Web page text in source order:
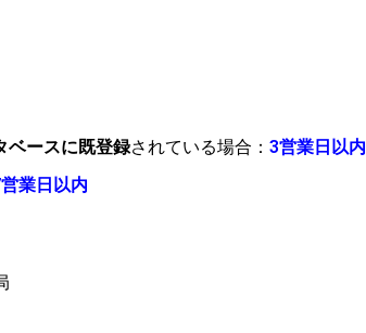
ベースに既登録されている場合： 3営業日以内
業日以内